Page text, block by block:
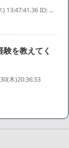
13:47:41.36 ID: ...
を教えてく
木)20:36:33